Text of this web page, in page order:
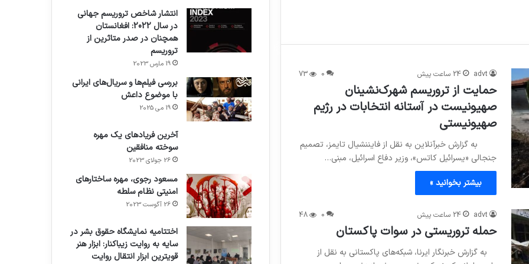
advt 24 ساعت پیش 0
73
حمایت از تروریسم شهرک‌نشینان
صهیونیست در آستانه انتخابات در رژیم
صهیونیستی
به گزارش خبرآنلاین به نقل از فایننشیال تایمز، تصمیم
جنجالی «یسرائیل کاتس»، وزیر دفاع اسرائیل، مبنی…
بیشتر بخوانید »
advt 24 ساعت پیش 0
48
حمله تروریستی در سوات پاکستان
به گزارش خبرنگار ایرنا، شبکه‌های پاکستانی به نقل از
انتشار شاخص تروریسم جهانی
در سال 2022: افغانستان
همچنان در صدر متاثرین از
تروریسم
19 مارس 2023
بررسی فیلم‌ها و سریال‌های ایرانی
با موضوع داعش
19 می 2025
آخرین فریادهای یک مهره
سوخته منافقین
26 جولای 2023
مسعود رجوی، مهره ساختارهای
امنیتی نظام سلطه
26 آگوست 2023
اختتامیه نمایشگاه حقوق بشر در
سایه به روایت زیباکنار: ابزار هنر
قویترین ابزار انتقال روایت